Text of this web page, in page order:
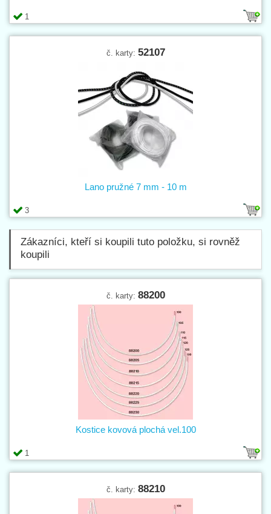
1
č. karty: 52107
3
Lano pružné 7 mm - 10 m
Zákazníci, kteří si koupili tuto položku, si rovněž
koupili
č. karty: 88200
1
Kostice kovová plochá vel.100
č. karty: 88210